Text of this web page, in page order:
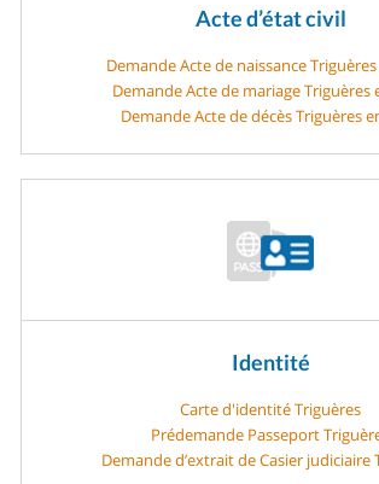
Acte d’état civil
Demande Acte de naissance
Demande Acte de mariage Triguères
Demande Acte de décès Triguères
Identité
Carte d'identité Triguères
Prédemande Passeport
Demande d’extrait de Casier judiciaire